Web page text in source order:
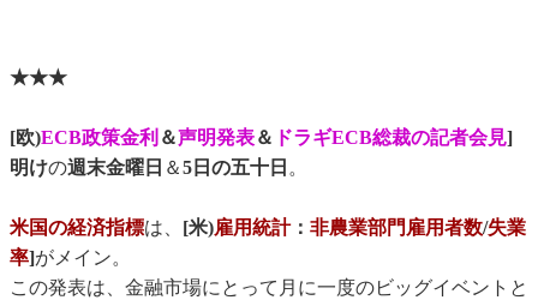
★★★
[欧)ECB政策金利 ＆声明発表＆ ドラギECB総裁の記者会見]
明けの週末金曜日 ＆5日の五十日 。
米国の経済指標は、 [米)雇用統計： 非農業部門雇用者数/失業
率]がメイン。
この発表は、金融市場にとって月に一度のビッグイベントと